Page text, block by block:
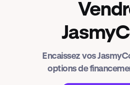
Encaissez vos
options de